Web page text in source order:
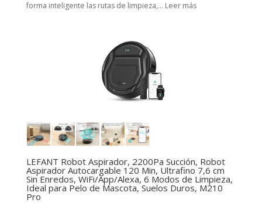
forma inteligente las rutas de limpieza,... Leer más
LEFANT Robot Aspirador, 2200Pa Succión, Robot
Aspirador Autocargable 120 Min, Ultrafino 7,6 cm
Sin Enredos, WiFi/App/Alexa, 6 Modos de Limpieza,
Ideal para Pelo de Mascota, Suelos Duros, M210
Pro